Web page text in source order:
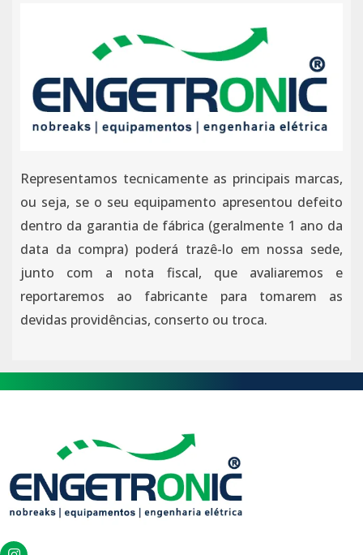
Representamos tecnicamente as principais marcas,
ou seja, se o seu equipamento apresentou defeito
dentro da garantia de fábrica (geralmente 1 ano da
data da compra) poderá trazê-lo em nossa sede,
junto com a nota fiscal, que avaliaremos e
reportaremos ao fabricante para tomarem as
devidas providências, conserto ou troca.